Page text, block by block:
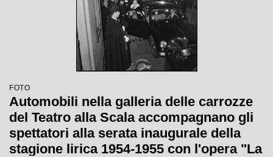
FOTO
Automobili nella galleria delle carrozze
del Teatro alla Scala accompagnano gli
spettatori alla serata inaugurale della
stagione lirica 1954-1955 con l'opera "La